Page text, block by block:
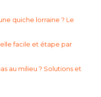
quiche lorraine ? Le
facile et étape par
au milieu ? Solutions et